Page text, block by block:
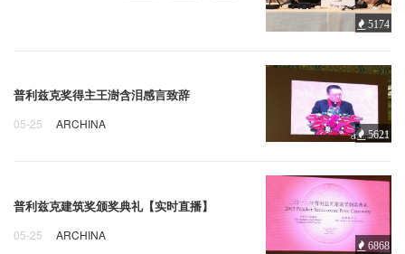
5174
普利兹克奖得主王澍含泪感言致辞
05-25 ARCHINA
5621
普利兹克建筑奖颁奖典礼【实时直播】
05-25 ARCHINA
6868